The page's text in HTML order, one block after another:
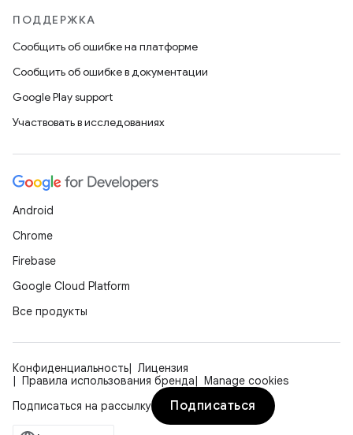
ПОДДЕРЖКА
Сообщить об ошибке на платформе
Сообщить об ошибке в документации
Google Play support
Участвовать в исследованиях
Android
Chrome
Firebase
Google Cloud Platform
Все продукты
Конфиденциальность
Лицензия
Правила использования бренда
Manage cookies
Подписаться на рассылку
Подписаться